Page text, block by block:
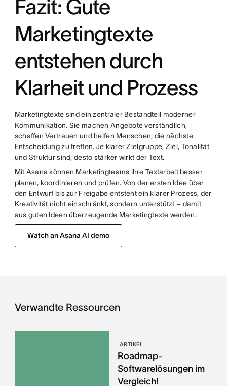
Fazit: Gute
Marketingtexte
entstehen durch
Klarheit und Prozess
Marketingtexte sind ein zentraler Bestandteil moderner
Kommunikation. Sie machen Angebote verständlich,
schaffen Vertrauen und helfen Menschen, die nächste
Entscheidung zu treffen. Je klarer Zielgruppe, Ziel, Tonalität
und Struktur sind, desto stärker wirkt der Text.
Mit Asana können Marketingteams ihre Textarbeit besser
planen, koordinieren und prüfen. Von der ersten Idee über
den Entwurf bis zur Freigabe entsteht ein klarer Prozess, der
Kreativität nicht einschränkt, sondern unterstützt – damit
aus guten Ideen überzeugende Marketingtexte werden.
Watch an Asana AI demo
Verwandte Ressourcen
ARTIKEL
Roadmap-
Softwarelösungen im
Vergleich!